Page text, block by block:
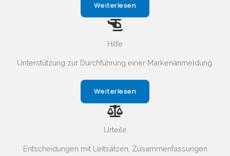
Weiterlesen
Hilfe
Unterstützung zur Durchführung einer Markenanmeldung.
Weiterlesen
Urteile
Entscheidungen mit Leitsätzen, Zusammenfassungen